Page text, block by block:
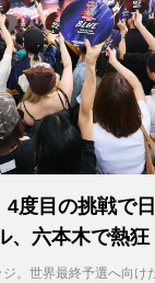
度目の挑戦で
、六本木で熱狂
。世界最終予選へ向け